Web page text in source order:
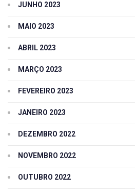
JUNHO 2023
MAIO 2023
ABRIL 2023
MARÇO 2023
FEVEREIRO 2023
JANEIRO 2023
DEZEMBRO 2022
NOVEMBRO 2022
OUTUBRO 2022